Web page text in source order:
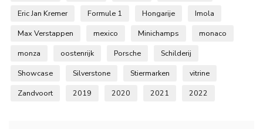
Eric Jan Kremer
Formule 1 Hongarije
Imola
Max Verstappen
mexico Minichamps
monaco
monza
oostenrijk Porsche
Schilderij
Showcase
Silverstone Stiermarken
vitrine
Zandvoort
2019 2020 2021 2022